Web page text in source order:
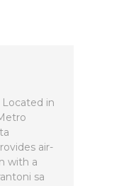
Located in
air-
with a
sa